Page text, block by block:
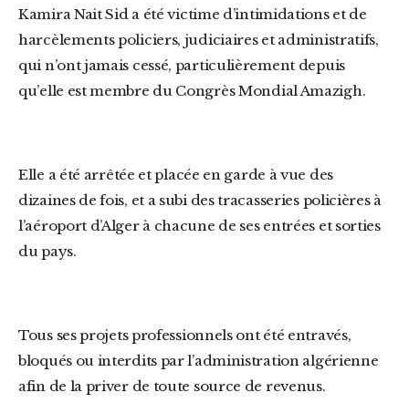
Kamira Nait Sid a été victime d’intimidations et de
harcèlements policiers, judiciaires et administratifs,
qui n’ont jamais cessé, particulièrement depuis
qu’elle est membre du Congrès Mondial Amazigh.
Elle a été arrêtée et placée en garde à vue des
dizaines de fois, et a subi des tracasseries policières à
l’aéroport d’Alger à chacune de ses entrées et sorties
du pays.
Tous ses projets professionnels ont été entravés,
bloqués ou interdits par l’administration algérienne
afin de la priver de toute source de revenus.